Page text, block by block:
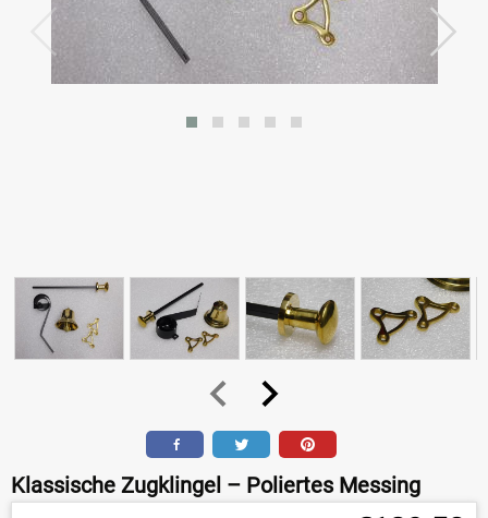
Klassische Zugklingel – Poliertes Messing